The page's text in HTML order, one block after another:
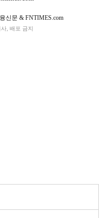
신문 & FNTIMES.com
, 배포 금지